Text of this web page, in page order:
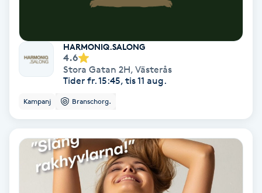
Permanent ögonbrynsmakeup
Personal shopper
Picolaser
Piercing
HARMONIQ.SALONG
4.6
Stora Gatan 2H, Västerås
Tider fr. 15:45, tis 11 aug.
Kampanj Branschorg.